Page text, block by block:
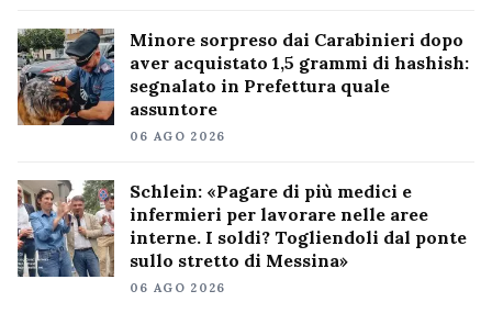
Minore sorpreso dai Carabinieri dopo
aver acquistato 1,5 grammi di hashish:
segnalato in Prefettura quale
assuntore
06 AGO 2026
Schlein: «Pagare di più medici e
infermieri per lavorare nelle aree
interne. I soldi? Togliendoli dal ponte
sullo stretto di Messina»
06 AGO 2026